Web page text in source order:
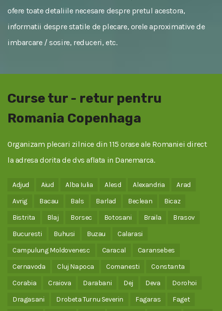
ofere toate detaliile necesare despre pretul acestora,
informatii despre statile de plecare, orele aproximative de
imbarcare / sosire, reduceri, etc.
Curse tur - retur pentru
Romania Copenhaga
Organizam plecari zilnice din 115 orase ale Romaniei direct
la adresa dorita de dvs aflata in Danemarca.
Adjud Aiud Alba Iulia Alesd Alexandria
Arad
Avrig
Bacau Bals Barlad Beclean
Bicaz
Bistrita
Blaj Borsec Botosani Braila
Brasov
Bucuresti
Buhusi Buzau
Calarasi
Campulung Moldovenesc
Caracal
Caransebes
Cernavoda
Cluj Napoca Comanesti
Constanta
Corabia
Craiova Darabani Dej Deva
Dorohoi
Dragasani
Drobeta Turnu Severin Fagaras
Faget